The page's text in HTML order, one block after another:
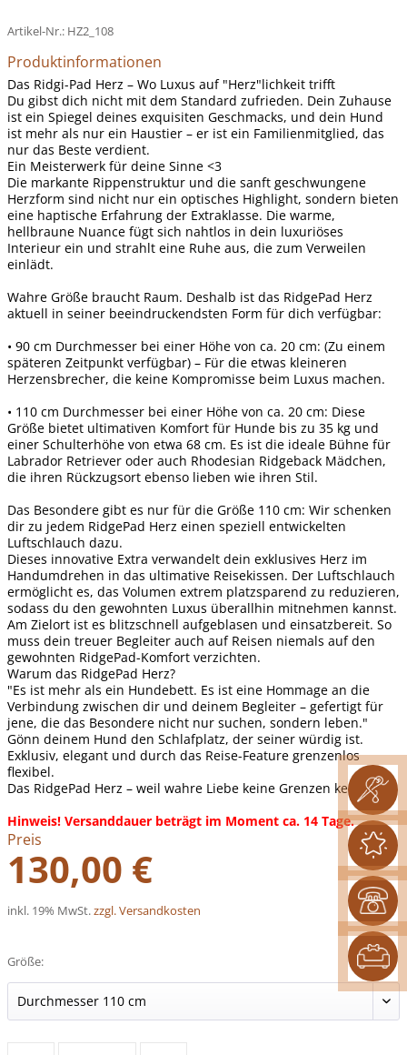
Artikel-Nr.: HZ2_108
Produktinformationen
Das Ridgi-Pad Herz – Wo Luxus auf "Herz"lichkeit trifft
Du gibst dich nicht mit dem Standard zufrieden. Dein Zuhause
ist ein Spiegel deines exquisiten Geschmacks, und dein Hund
ist mehr als nur ein Haustier – er ist ein Familienmitglied, das
nur das Beste verdient.
Ein Meisterwerk für deine Sinne <3
Die markante Rippenstruktur und die sanft geschwungene
Herzform sind nicht nur ein optisches Highlight, sondern bieten
eine haptische Erfahrung der Extraklasse. Die warme,
hellbraune Nuance fügt sich nahtlos in dein luxuriöses
Interieur ein und strahlt eine Ruhe aus, die zum Verweilen
einlädt.
Wahre Größe braucht Raum. Deshalb ist das RidgePad Herz
aktuell in seiner beeindruckendsten Form für dich verfügbar:
• 90 cm Durchmesser bei einer Höhe von ca. 20 cm: (Zu einem
späteren Zeitpunkt verfügbar) – Für die etwas kleineren
Herzensbrecher, die keine Kompromisse beim Luxus machen.
• 110 cm Durchmesser bei einer Höhe von ca. 20 cm: Diese
Größe bietet ultimativen Komfort für Hunde bis zu 35 kg und
einer Schulterhöhe von etwa 68 cm. Es ist die ideale Bühne für
Labrador Retriever oder auch Rhodesian Ridgeback Mädchen,
die ihren Rückzugsort ebenso lieben wie ihren Stil.
Das Besondere gibt es nur für die Größe 110 cm: Wir schenken
dir zu jedem RidgePad Herz einen speziell entwickelten
Luftschlauch dazu.
Dieses innovative Extra verwandelt dein exklusives Herz im
Handumdrehen in das ultimative Reisekissen. Der Luftschlauch
ermöglicht es, das Volumen extrem platzsparend zu reduzieren,
sodass du den gewohnten Luxus überallhin mitnehmen kannst.
Am Zielort ist es blitzschnell aufgeblasen und einsatzbereit. So
muss dein treuer Begleiter auch auf Reisen niemals auf den
gewohnten RidgePad-Komfort verzichten.
Warum das RidgePad Herz?
"Es ist mehr als ein Hundebett. Es ist eine Hommage an die
Verbindung zwischen dir und deinem Begleiter – gefertigt für
jene, die das Besondere nicht nur suchen, sondern leben."
Gönn deinem Hund den Schlafplatz, der seiner würdig ist.
Exklusiv, elegant und durch das Reise-Feature grenzenlos
flexibel.
Das RidgePad Herz – weil wahre Liebe keine Grenzen kennt.
Hinweis! Versanddauer beträgt im Moment ca. 14 Tage.
Preis
130,00 €
inkl. 19% MwSt.zzgl. Versandkosten
Größe: